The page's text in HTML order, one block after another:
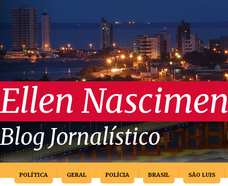
Ellen
Blog Jornalístico
POLÍTICA GERAL POLÍCIA BRASIL SÃO LUIS